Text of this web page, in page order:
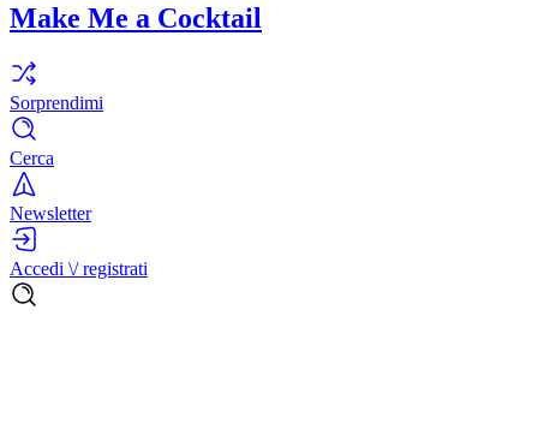
Make Me a Cocktail
Sorprendimi
Cerca
Newsletter
Accedi \/ registrati